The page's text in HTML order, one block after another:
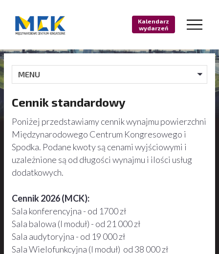
Kalendarz
wydarzeń
MENU
Cennik standardowy
Poniżej przedstawiamy cennik wynajmu powierzchni
Międzynarodowego Centrum Kongresowego i
Spodka. Podane kwoty są cenami wyjściowymi i
uzależnione są od długości wynajmu i ilości usług
dodatkowych.
Cennik 2026 (MCK):
Sala konferencyjna - od 1700 zł
Sala balowa (I moduł) - od 21 000 zł
Sala audytoryjna - od 19 000 zł
Sala Wielofunkcyjna (I moduł) od 38 000 zł